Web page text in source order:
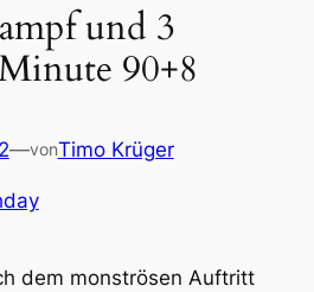
und 3
90+8
—vonTimo Krüger
dem monströsen Auftritt